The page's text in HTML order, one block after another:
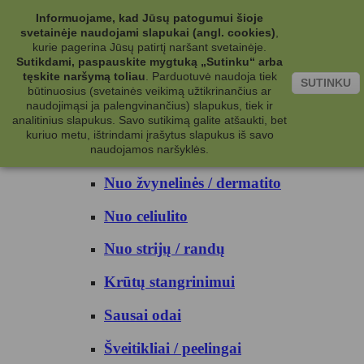
Kategorijos
Kosmetika
Kūno priežiūrai
Nuo prakaito
Kūno prausikliai
Nuo žvynelinės / dermatito
Nuo celiulito
Nuo strijų / randų
Krūtų stangrinimui
Sausai odai
Šveitikliai / peelingai
Informuojame, kad Jūsų patogumui šioje
svetainėje naudojami slapukai (angl. cookies)
kurie pagerina Jūsų patirtį naršant svetainėje.
Sutikdami, paspauskite mygtuką „Sutinku“ arba
tęskite naršymą toliau
Parduotuvė naudoja tiek
būtinuosius (svetainės veikimą užtikrinančius ar
naudojimąsi ja palengvinančius) slapukus, tiek ir
analitinius slapukus. Savo sutikimą galite atšaukti, bet
kuriuo metu, ištrindami įrašytus slapukus iš savo
naudojamos naršyklės.
SUTINKU